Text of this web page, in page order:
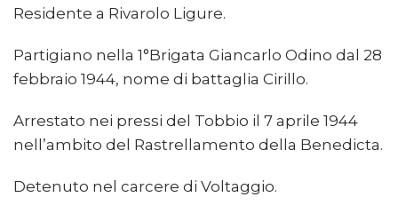
Residente a Rivarolo Ligure.
Partigiano nella 1°Brigata Giancarlo Odino dal 28
febbraio 1944, nome di battaglia Cirillo.
Arrestato nei pressi del Tobbio il 7 aprile 1944
nell’ambito del Rastrellamento della Benedicta.
Detenuto nel carcere di Voltaggio.